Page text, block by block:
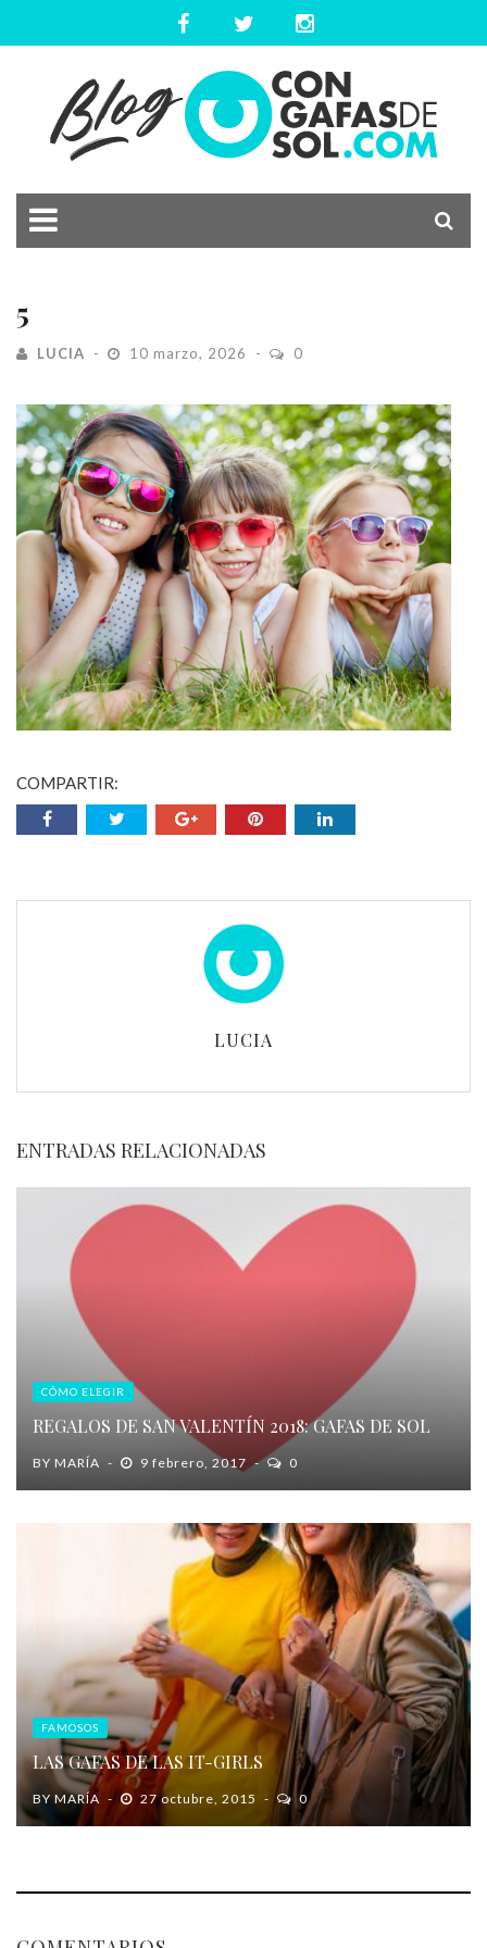
5
LUCIA 10 marzo, 2026 0
COMPARTIR:
LUCIA
ENTRADAS RELACIONADAS
CÓMO ELEGIR
REGALOS DE SAN VALENTÍN 2018: GAFAS DE SOL
BY MARÍA 9 febrero, 2017 0
FAMOSOS
LAS GAFAS DE LAS IT-GIRLS
BYMARÍA 27 octubre, 2015 0